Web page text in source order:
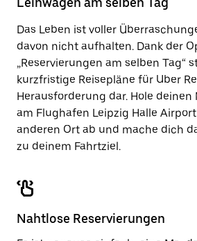
zu
Das Leben ist voller
davon nicht aufhalten. Dank der
„Reservierungen am selben Tag“
kurzfristige Reisepläne für Uber
Herausforderung dar. Hole deinen
am Flughafen Leipzig Halle
anderen Ort ab und mache dich
zu deinem Fahrtziel.
Nahtlose Reservierungen